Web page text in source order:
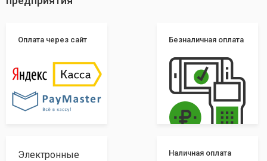
Оплата через сайт Безналичная оплата
Электронные
Наличная оплата